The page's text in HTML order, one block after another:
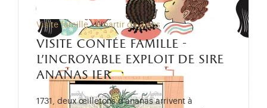
Visite famille - à partir de 3 ans
visite contée famille -
l'incroyable exploit de sire
ananas ier
1731, deux œilletons d’ananas arrivent à